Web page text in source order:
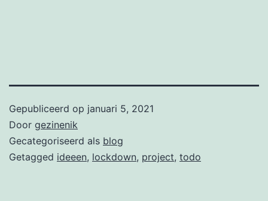
Gepubliceerd op januari 5, 2021
Door gezinenik
Gecategoriseerd als blog
Getagged ideeen, lockdown, project, todo